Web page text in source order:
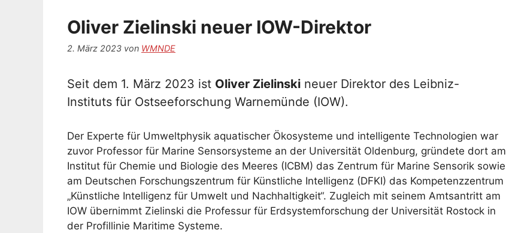
Oliver Zielinski neuer IOW-Direktor
2. März 2023 von WMNDE
Seit dem 1. März 2023 ist Oliver Zielinski neuer Direktor des Leibniz-
Instituts für Ostseeforschung Warnemünde (IOW).
Der Experte für Umweltphysik aquatischer Ökosysteme und intelligente Technologien war
zuvor Professor für Marine Sensorsysteme an der Universität Oldenburg, gründete dort am
Institut für Chemie und Biologie des Meeres (ICBM) das Zentrum für Marine Sensorik sowie
am Deutschen Forschungszentrum für Künstliche Intelligenz (DFKI) das Kompetenzzentrum
„Künstliche Intelligenz für Umwelt und Nachhaltigkeit“. Zugleich mit seinem Amtsantritt am
IOW übernimmt Zielinski die Professur für Erdsystemforschung der Universität Rostock in
der Profillinie Maritime Systeme.